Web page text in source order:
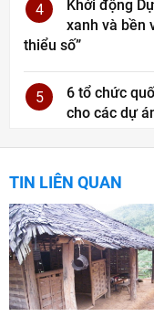
4
Khởi động
xanh và bền
thiểu số”
5
6 tổ chức
cho các dự
TIN LIÊN QUAN